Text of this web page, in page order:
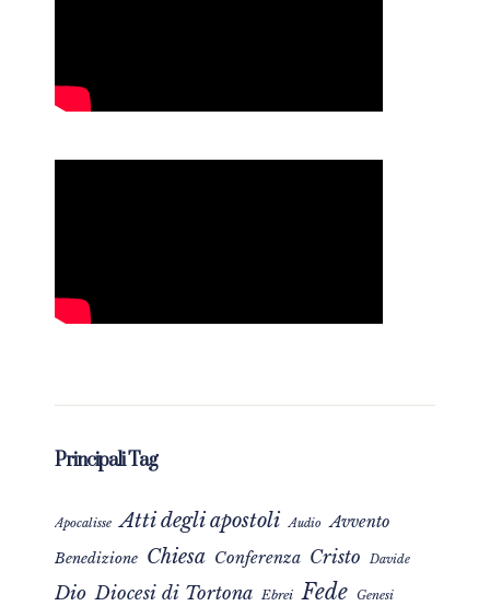
Principali Tag
Apocalisse Atti degli apostoli Audio Avvento
Benedizione Chiesa Conferenza Cristo Davide
Dio Diocesi di Tortona Ebrei Fede Genesi